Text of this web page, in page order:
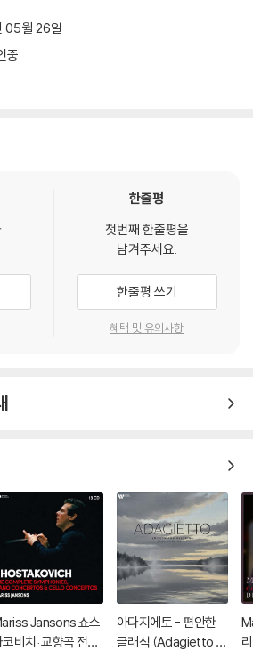
05월 26일
중
한줄평
첫번째 한줄평을
남겨주세요.
한줄평 쓰기
혜택 및 유의사항
Jansons 쇼스
코비치: 교향곡 전곡,
아다지에토 - 편안한
클래식 (Adagietto -